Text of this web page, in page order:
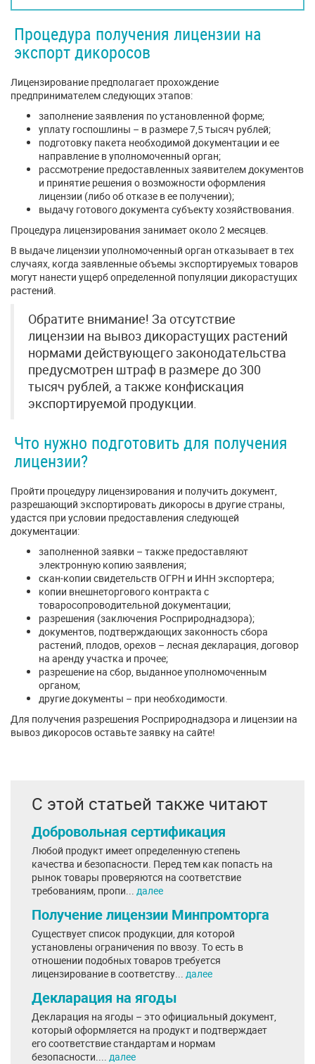
Процедура получения лицензии на
экспорт дикоросов
Лицензирование предполагает прохождение
предпринимателем следующих этапов:
заполнение заявления по установленной форме;
уплату госпошлины – в размере 7,5 тысяч рублей;
подготовку пакета необходимой документации и ее
направление в уполномоченный орган;
рассмотрение предоставленных заявителем документов
и принятие решения о возможности оформления
лицензии (либо об отказе в ее получении);
выдачу готового документа субъекту хозяйствования.
Процедура лицензирования занимает около 2 месяцев.
В выдаче лицензии уполномоченный орган отказывает в тех
случаях, когда заявленные объемы экспортируемых товаров
могут нанести ущерб определенной популяции дикорастущих
растений.
Обратите внимание! За отсутствие
лицензии на вывоз дикорастущих растений
нормами действующего законодательства
предусмотрен штраф в размере до 300
тысяч рублей, а также конфискация
экспортируемой продукции.
Что нужно подготовить для получения
лицензии?
Пройти процедуру лицензирования и получить документ,
разрешающий экспортировать дикоросы в другие страны,
удастся при условии предоставления следующей
документации:
заполненной заявки – также предоставляют
электронную копию заявления;
скан-копии свидетельств ОГРН и ИНН экспортера;
копии внешнеторгового контракта с
товаросопроводительной документации;
разрешения (заключения Росприроднадзора);
документов, подтверждающих законность сбора
растений, плодов, орехов – лесная декларация, договор
на аренду участка и прочее;
разрешение на сбор, выданное уполномоченным
органом;
другие документы – при необходимости.
Для получения разрешения Росприроднадзора и лицензии на
вывоз дикоросов оставьте заявку на сайте!
С этой статьей также читают
Добровольная сертификация
Любой продукт имеет определенную степень
качества и безопасности. Перед тем как попасть на
рынок товары проверяются на соответствие
требованиям, пропи... далее
Получение лицензии Минпромторга
Существует список продукции, для которой
установлены ограничения по ввозу. То есть в
отношении подобных товаров требуется
лицензирование в соответству... далее
Декларация на ягоды
Декларация на ягоды – это официальный документ,
который оформляется на продукт и подтверждает
его соответствие стандартам и нормам
безопасности.... далее